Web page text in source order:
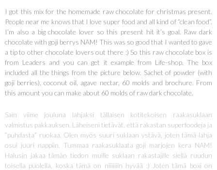
I got this mix for the homemade raw chocolate for christmas present.
People near me knows that I love super food and all kind of ”clean food”.
I’m also a big chocolate lover so this present hit it’s goal. Raw dark
chocolate with goji berrys NAM! This was so good that I wanted to gave
a tip to other chocolate lovers out there :) So this raw chocolate box is
from Leaders and you can get it example from Life-shop. The box
included all the things from the picture below. Sachet of powder (with
goji berries), coconut oil, agave nectar, 60 molds and brochure. From
this amount you can make about 60 molds of raw dark chocolate.
Sain viime jouluna lahjaksi tällaisen kotitekoisen raakasuklaan
valmistus pakkauksen. Läheiseni tietävät, että rakastan superfoodeja ja
”puhdasta” ruokaa. Olen myös suuri suklaan ystävä, joten tämä lahja
osui juuri nappiin. Tummaa raakasuklaata goji marjojen kera NAM!
Halusin jakaa tämän tiedon muille suklaan rakastajille siellä ruudun
toisella puolella, koska tämä on niiiiiiin hyvää :) Joten tämä boxi on